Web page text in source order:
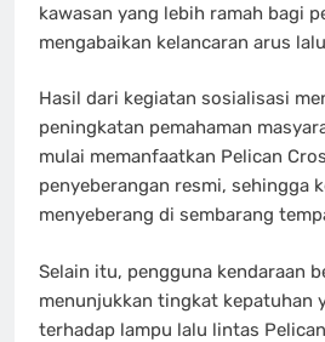
kawasan yang lebih ramah bagi
mengabaikan kelancaran arus
Hasil dari kegiatan sosialisasi
peningkatan pemahaman
mulai memanfaatkan Pelican
penyeberangan resmi, sehingga
menyeberang di sembarang
Selain itu, pengguna kendaraan
menunjukkan tingkat kepatuhan
terhadap lampu lalu lintas